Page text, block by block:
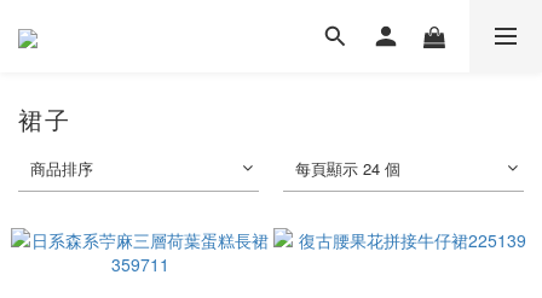
裙子
商品排序 每頁顯示 24 個